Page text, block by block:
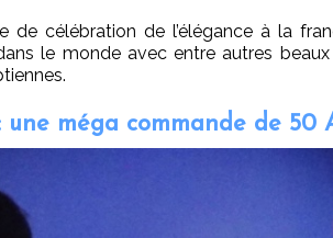
de célébration de l’élégance à la
le monde avec entre autres
méga commande de 50